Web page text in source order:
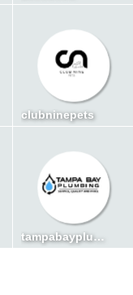
clubninepets
tampabayplumber